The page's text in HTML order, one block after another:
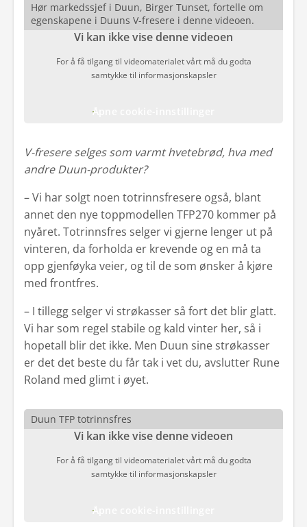
Hør markedssjef i Duun, Birger Tunset, fortelle om
egenskapene i Duuns V-fresere i denne videoen.
Vi kan ikke vise denne videoen
For å få tilgang til videomaterialet vårt må du godta
samtykke til informasjonskapsler
Åpne cookie-innstillinger
V-fresere selges som varmt hvetebrød, hva med
andre Duun-produkter?
– Vi har solgt noen totrinnsfresere også, blant
annet den nye toppmodellen TFP270 kommer på
nyåret. Totrinnsfres selger vi gjerne lenger ut på
vinteren, da forholda er krevende og en må ta
opp gjenføyka veier, og til de som ønsker å kjøre
med frontfres.
– I tillegg selger vi strøkasser så fort det blir glatt.
Vi har som regel stabile og kald vinter her, så i
hopetall blir det ikke. Men Duun sine strøkasser
er det det beste du får tak i vet du, avslutter Rune
Roland med glimt i øyet.
Duun TFP totrinnsfres
Vi kan ikke vise denne videoen
For å få tilgang til videomaterialet vårt må du godta
samtykke til informasjonskapsler
Åpne cookie-innstillinger